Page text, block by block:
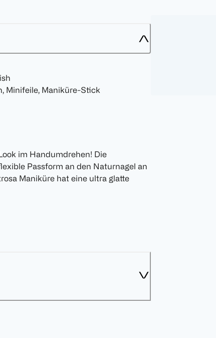
Minifeile, Maniküre-Stick
im Handumdrehen! Die
Passform an den Naturnagel an
Maniküre hat eine ultra glatte